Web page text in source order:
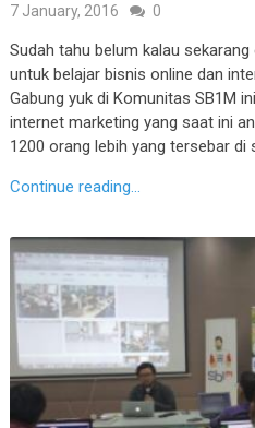
7 January, 2016 0
Sudah tahu belum kalau
untuk belajar bisnis online dan
Gabung yuk di Komunitas SB1M
internet marketing yang saat ini
1200 orang lebih yang tersebar di
Continue reading...